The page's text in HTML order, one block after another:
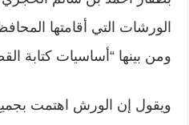
الورشات التي أقامتها
ومن بينها “أساسيات كتابة
ويقول إن الورش اهتمت